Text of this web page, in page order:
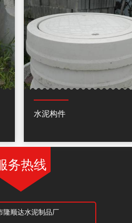
水泥构件
务热线
隆顺达水泥制品厂